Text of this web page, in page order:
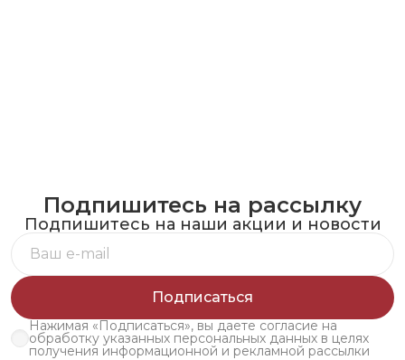
Подпишитесь на рассылку
Подпишитесь на наши акции и новости
Подписаться
Нажимая «Подписаться», вы даете согласие на
обработку указанных персональных данных в целях
получения информационной и рекламной рассылки